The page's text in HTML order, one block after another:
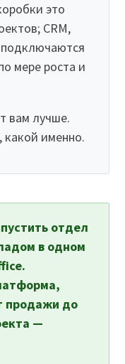
это
CRM,
подключаются
мере роста и
вам лучше.
какой именно.
отдел
в одном
продажи до
—